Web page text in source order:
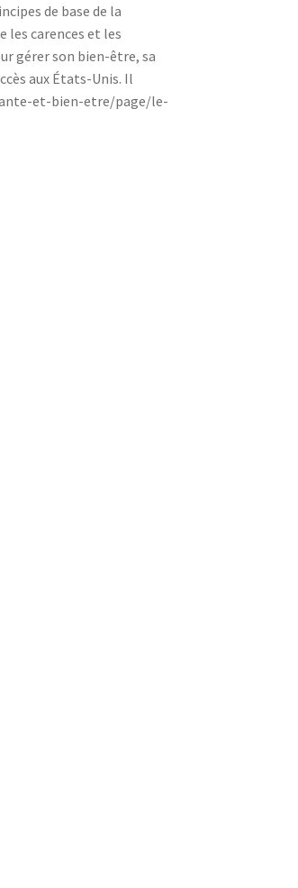
de base de la
les carences et les
gérer son bien-être, sa
aux États-Unis. Il
et-bien-etre/page/le-